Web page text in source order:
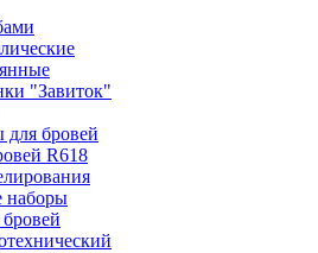
"Завиток"
бровей
R618